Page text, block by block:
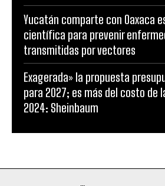
Yucatán comparte con Oaxaca
científica para prevenir
transmitidas por vectores
Exagerada» la propuesta
para 2027; es más del costo de
2024: Sheinbaum